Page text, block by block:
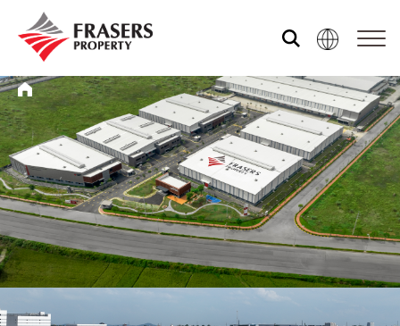
关于我们
我们的资产组合
媒体中心
共享体验